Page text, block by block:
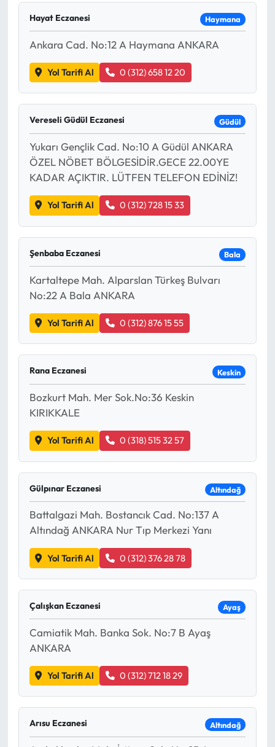
Hayat Eczanesi Haymana
Ankara Cad. No:12 A Haymana ANKARA
Yol Tarifi Al 0 (312) 658 12 20
Vereseli Güdül Eczanesi Güdül
Yukarı Gençlik Cad. No:10 A Güdül ANKARA
ÖZEL NÖBET BÖLGESİDİR.GECE 22.00YE
KADAR AÇIKTIR. LÜTFEN TELEFON EDİNİZ!
Yol Tarifi Al 0 (312) 728 15 33
Şenbaba Eczanesi Bala
Kartaltepe Mah. Alparslan Türkeş Bulvarı
No:22 A Bala ANKARA
Yol Tarifi Al 0 (312) 876 15 55
Rana Eczanesi Keskin
Bozkurt Mah. Mer Sok.No:36 Keskin
KIRIKKALE
Yol Tarifi Al 0 (318) 515 32 57
Gülpınar Eczanesi Altındağ
Battalgazi Mah. Bostancık Cad. No:137 A
Altındağ ANKARA Nur Tıp Merkezi Yanı
Yol Tarifi Al 0 (312) 376 28 78
Çalışkan Eczanesi Ayaş
Camiatik Mah. Banka Sok. No:7 B Ayaş
ANKARA
Yol Tarifi Al 0 (312) 712 18 29
Arısu Eczanesi Altındağ